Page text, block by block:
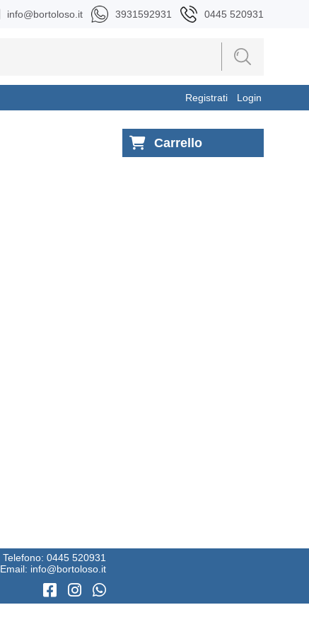
info@bortoloso.it 3931592931 0445 520931
Registrati Login
Carrello
Telefono: 0445 520931
Email: info@bortoloso.it